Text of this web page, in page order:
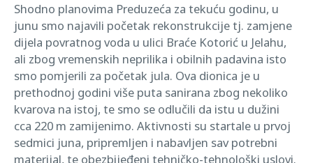
Shodno planovima Preduzeća za tekuću godinu, u
junu smo najavili početak rekonstrukcije tj. zamjene
dijela povratnog voda u ulici Braće Kotorić u Jelahu,
ali zbog vremenskih neprilika i obilnih padavina isto
smo pomjerili za početak jula. Ova dionica je u
prethodnoj godini više puta sanirana zbog nekoliko
kvarova na istoj, te smo se odlučili da istu u dužini
cca 220 m zamijenimo. Aktivnosti su startale u prvoj
sedmici juna, pripremljen i nabavljen sav potrebni
materijal, te obezbijeđeni tehničko-tehnološki uslovi.